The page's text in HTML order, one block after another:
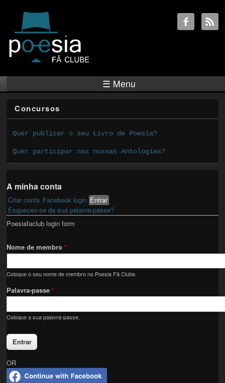
☰ Menu
Concursos
Quer publicar o seu Livro de Poesia?
Quer participar nas nossas Antologias?
A minha conta
Primary tabs
Criar conta Facebook login Entrar(active tab)
Esqueceu-se da sua palavra-passe?
Poesiafaclub login form
Nome de membro*
Coloque o seu nome de membro no Poesia Fã Clube.
Palavra-passe*
Coloque a sua palavra-passe.
OR